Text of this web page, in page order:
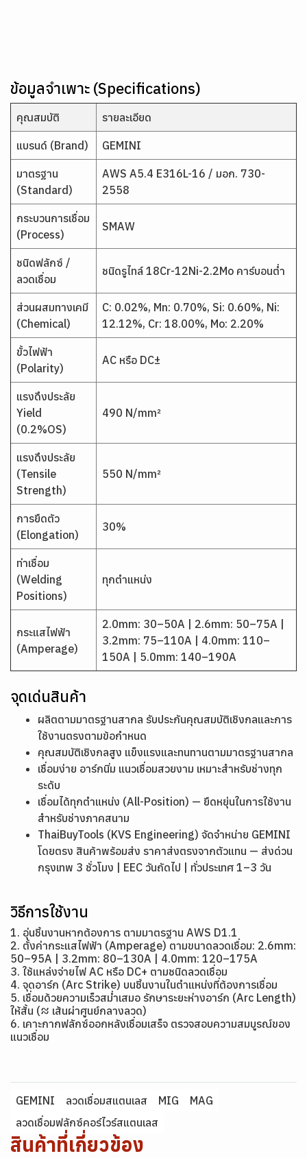
ข้อมูลจำเพาะ (Specifications)
คุณสมบัติ รายละเอียด
แบรนด์ (Brand) GEMINI
มาตรฐาน
(Standard)
AWS A5.4 E316L-16 / มอก. 730-
2558
กระบวนการเชื่อม
(Process)
SMAW
ชนิดฟลักซ์ /
ลวดเชื่อม
ชนิดรูไทล์ 18Cr-12Ni-2.2Mo คาร์บอนต่ำ
ส่วนผสมทางเคมี
(Chemical)
C: 0.02%, Mn: 0.70%, Si: 0.60%, Ni:
12.12%, Cr: 18.00%, Mo: 2.20%
ขั้วไฟฟ้า
(Polarity)
AC หรือ DC±
แรงดึงประลัย
Yield
(0.2%OS)
490 N/mm²
แรงดึงประลัย
(Tensile
Strength)
550 N/mm²
การยืดตัว
(Elongation)
30%
ท่าเชื่อม
(Welding
Positions)
ทุกตำแหน่ง
กระแสไฟฟ้า
(Amperage)
2.0mm: 30–50A | 2.6mm: 50–75A |
3.2mm: 75–110A | 4.0mm: 110–
150A | 5.0mm: 140–190A
จุดเด่นสินค้า
ผลิตตามมาตรฐานสากล รับประกันคุณสมบัติเชิงกลและการ
ใช้งานตรงตามข้อกำหนด
คุณสมบัติเชิงกลสูง แข็งแรงและทนทานตามมาตรฐานสากล
เชื่อมง่าย อาร์กนิ่ม แนวเชื่อมสวยงาม เหมาะสำหรับช่างทุก
ระดับ
เชื่อมได้ทุกตำแหน่ง (All-Position) — ยืดหยุ่นในการใช้งาน
สำหรับช่างภาคสนาม
ThaiBuyTools (KVS Engineering) จัดจำหน่าย GEMINI
โดยตรง สินค้าพร้อมส่ง ราคาส่งตรงจากตัวแทน — ส่งด่วน
กรุงเทพ 3 ชั่วโมง | EEC วันถัดไป | ทั่วประเทศ 1–3 วัน
วิธีการใช้งาน
1. อุ่นชิ้นงานหากต้องการ ตามมาตรฐาน AWS D1.1
2. ตั้งค่ากระแสไฟฟ้า (Amperage) ตามขนาดลวดเชื่อม: 2.6mm:
50–95A | 3.2mm: 80–130A | 4.0mm: 120–175A
3. ใช้แหล่งจ่ายไฟ AC หรือ DC+ ตามชนิดลวดเชื่อม
4. จุดอาร์ก (Arc Strike) บนชิ้นงานในตำแหน่งที่ต้องการเชื่อม
5. เชื่อมด้วยความเร็วสม่ำเสมอ รักษาระยะห่างอาร์ก (Arc Length)
ให้สั้น (≈ เส้นผ่าศูนย์กลางลวด)
6. เคาะกากฟลักซ์ออกหลังเชื่อมเสร็จ ตรวจสอบความสมบูรณ์ของ
แนวเชื่อม
GEMINI ลวดเชื่อมสแตนเลส MIG
MAG
ลวดเชื่อมฟลักซ์คอร์ไวร์สแตนเลส
สินค้าที่เกี่ยวข้อง